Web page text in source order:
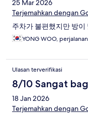
25 Mar 2026
Terjemahkan dengan
주차가 불편했지만 방
YONG WOO,
Ulasan terverifikasi
8/10 Sangat
18 Jan 2026
Terjemahkan dengan